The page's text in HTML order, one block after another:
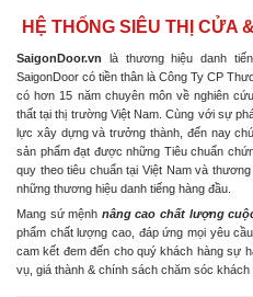
HỆ THỐNG SIÊU THỊ CỬA
SaigonDoor.vn là thương hiệu danh
SaigonDoor có tiền thân là Công Ty CP
có hơn 15 năm chuyên môn về nghiên
thất tại thị trường Việt Nam. Cùng với sự
lực xây dựng và trưởng thành, đến nay
sản phẩm đạt được những Tiêu chuẩn
quy theo tiêu chuẩn tại Việt Nam và thương
những thương hiệu danh tiếng hàng đầu.
Mang sứ mệnh nâng cao chất lượng
phẩm chất lượng cao, đáp ứng mọi yêu
cam kết đem đến cho quý khách hàng sự
vụ, giá thành & chính sách chăm sóc khách